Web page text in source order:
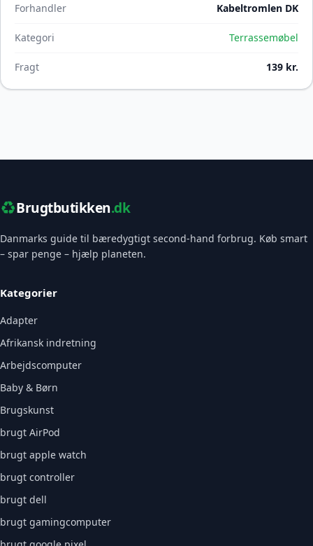
Forhandler Kabeltromlen DK
Kategori Terrassemøbel
Fragt 139 kr.
♻️Brugtbutikken.dk
Danmarks guide til bæredygtigt second-hand forbrug. Køb smart
– spar penge – hjælp planeten.
Kategorier
Adapter
Afrikansk indretning
Arbejdscomputer
Baby & Børn
Brugskunst
brugt AirPod
brugt apple watch
brugt controller
brugt dell
brugt gamingcomputer